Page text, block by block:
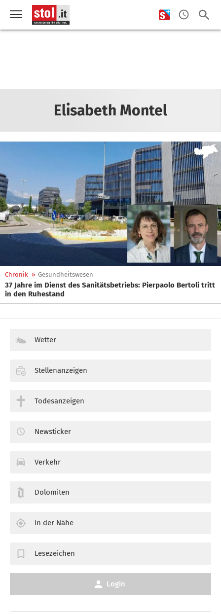
Elisabeth Montel
Chronik » Gesundheitswesen
37 Jahre im Dienst des Sanitätsbetriebs: Pierpaolo Bertoli tritt
in den Ruhestand
Wetter
Stellenanzeigen
Todesanzeigen
Newsticker
Verkehr
Dolomiten
In der Nähe
Lesezeichen
Login